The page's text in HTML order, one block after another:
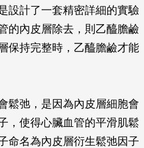
設計了一套精密詳細的實驗
的內皮層除去，則乙醯膽鹼
保持完整時，乙醯膽鹼才能
鬆弛，是因為內皮層細胞會
，使得心臟血管的平滑肌鬆
命名為內皮層衍生鬆弛因子